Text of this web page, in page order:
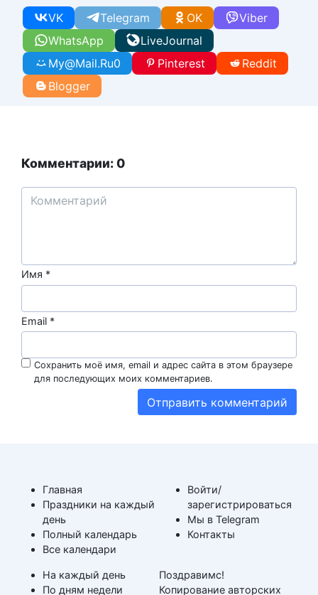
WhatsApp
VK Telegram Viber
OK
LiveJournal
My@Mail.Ru0 Pinterest
Reddit
Blogger
Комментарии: 0
Имя *
Email *
Сохранить моё имя, email и адрес сайта в этом браузере
для последующих моих комментариев.
Главная
Праздники на каждый
день
Полный календарь
Все календари
На каждый день
По дням недели
Войти/
зарегистрироваться
Мы в Telegram
Контакты
Поздравимс!
Копирование авторских